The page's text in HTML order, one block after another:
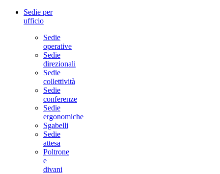
Sedie per
ufficio
Sedie
operative
Sedie
direzionali
Sedie
collettività
Sedie
conferenze
Sedie
ergonomiche
Sgabelli
Sedie
attesa
Poltrone
e
divani